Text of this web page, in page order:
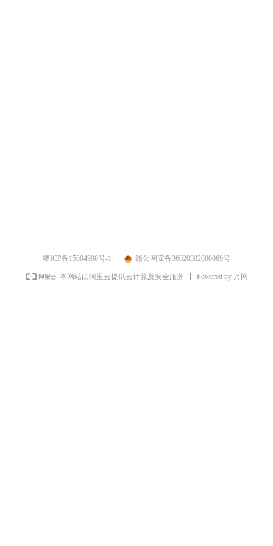
赣ICP备15004900号-1 赣公网安备36020302000069号
本网站由阿里云提供云计算及安全服务 Powered by 万网